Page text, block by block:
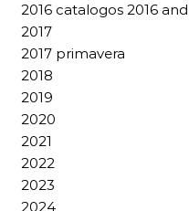
2016 catalogos 2016
2017
2017 primavera
2018
2019
2020
2021
2022
2023
2024